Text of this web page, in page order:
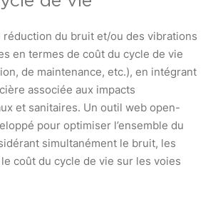
réduction du bruit et/ou des vibrations
en termes de coût du cycle de vie
de maintenance, etc.), en intégrant
associée aux impacts
et sanitaires. Un outil web open-
pour optimiser l’ensemble du
simultanément le bruit, les
coût du cycle de vie sur les voies